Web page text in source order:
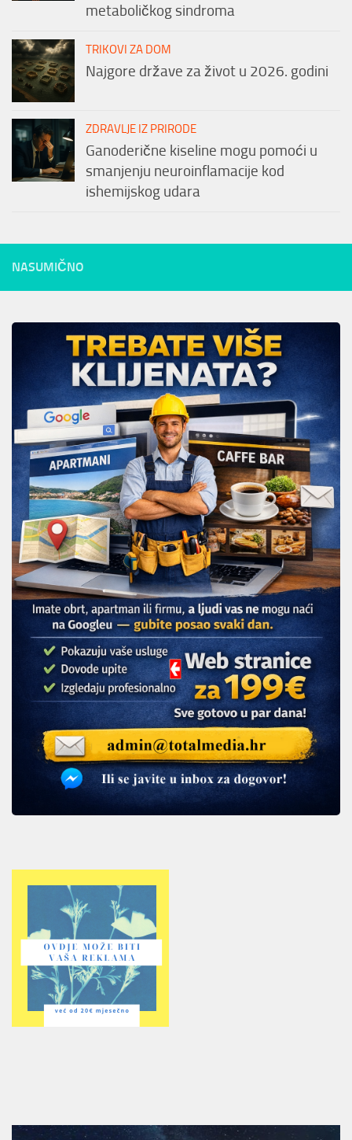
metaboličkog sindroma
TRIKOVI ZA DOM
Najgore države za život u 2026. godini
ZDRAVLJE IZ PRIRODE
Ganoderične kiseline mogu pomoći u
smanjenju neuroinflamacije kod
ishemijskog udara
NASUMIČNO